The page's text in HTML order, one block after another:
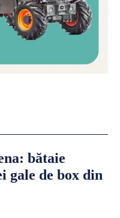
bătaie
gale de box din